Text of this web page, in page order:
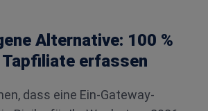
Alternative: 100 %
erfassen
dass eine Ein-Gateway-